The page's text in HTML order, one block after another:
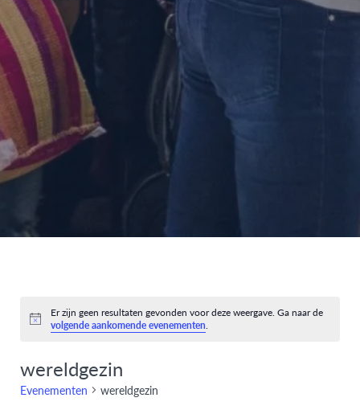
Bericht
Er zijn geen resultaten gevonden voor deze weergave. Ga naar de
volgende aankomende evenementen.
wereldgezin
Evenementen wereldgezin